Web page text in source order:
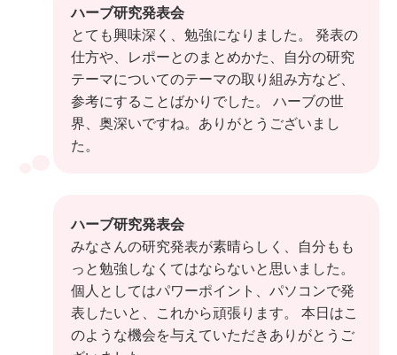
ハーブ研究発表会
とても興味深く、勉強になりました。 発表の
仕方や、レポーとのまとめかた、自分の研究
テーマについてのテーマの取り組み方など、
参考にすることばかりでした。 ハーブの世
界、奥深いですね。ありがとうございまし
た。
ハーブ研究発表会
みなさんの研究発表が素晴らしく、自分もも
っと勉強しなくてはならないと思いました。
個人としてはパワーポイント、パソコンで発
表したいと、これから頑張ります。 本日はこ
のような機会を与えていただきありがとうご